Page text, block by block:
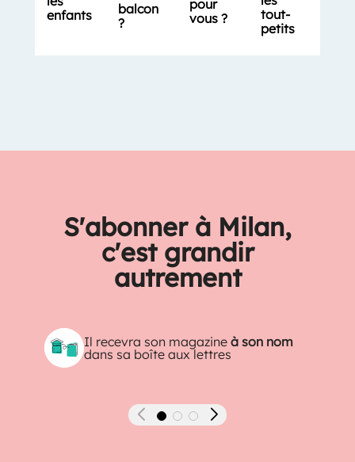
enfants
balcon
?
pour
vous ?
tout-
petits
S'abonner à Milan,
c'est grandir
autrement
Il recevra son magazineà son nom
dans sa boîte aux lettres
Précédent Suivant